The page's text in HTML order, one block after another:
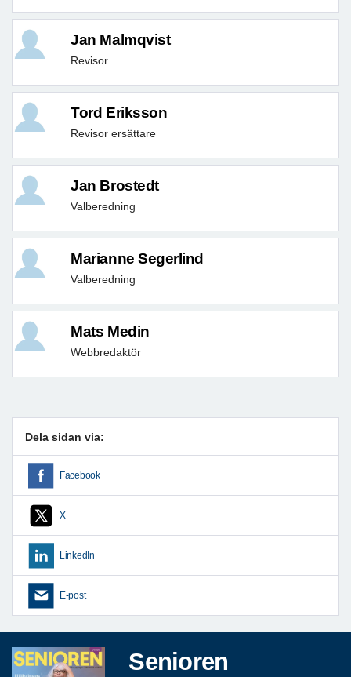
Jan Malmqvist
Revisor
Tord Eriksson
Revisor ersättare
Jan Brostedt
Valberedning
Marianne Segerlind
Valberedning
Mats Medin
Webbredaktör
Dela sidan via:
Facebook
X
LinkedIn
E-post
Senioren